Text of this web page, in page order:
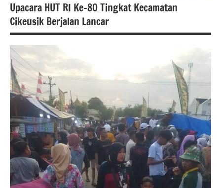
Upacara HUT RI Ke-80 Tingkat Kecamatan
Cikeusik Berjalan Lancar
#berita
Pandeglang
berita
banten
berita
nasional